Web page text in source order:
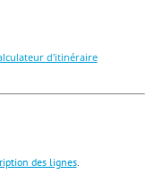
d'itinéraire
des lignes.